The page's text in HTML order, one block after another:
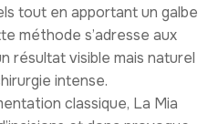
tout en apportant un galbe
méthode s’adresse aux
résultat visible mais naturel
intense.
classique, La Mia